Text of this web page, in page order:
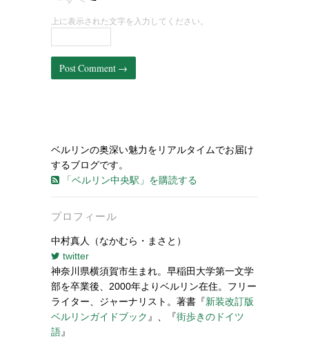
上に表示された文字を入力してください。
ベルリンの奥深い魅力をリアルタイムでお届け
するブログです。
「ベルリン中央駅」を購読する
プロフィール
中村真人（なかむら・まさと）
twitter
神奈川県横須賀市生まれ。早稲田大学第一文学
部を卒業後、2000年よりベルリン在住。フリー
ライター、ジャーナリスト。著書『新装改訂版
ベルリンガイドブック 』、『街歩きのドイツ
語』